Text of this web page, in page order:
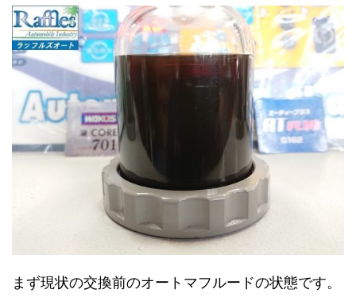
まず現状の交換前のオートマフルードの状態です。